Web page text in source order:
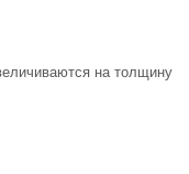
на толщину